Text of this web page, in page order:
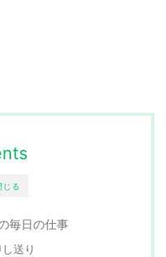
じる
毎日の仕事
送り